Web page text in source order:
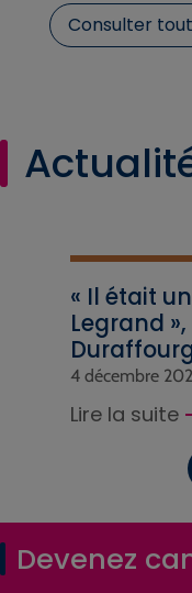
Consulter
« Il était
Legrand
4 décembre
Lire la suite
Devenez